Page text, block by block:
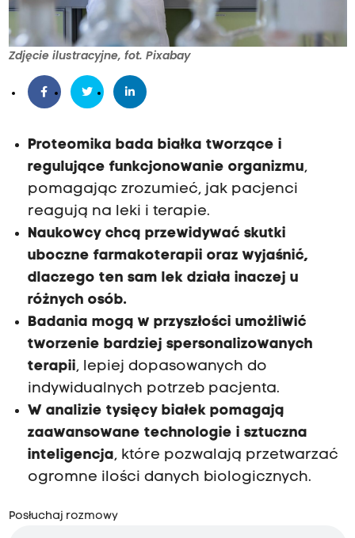
Zdjęcie ilustracyjne, fot. Pixabay
Proteomika bada białka tworzące i
regulujące funkcjonowanie organizmu,
pomagając zrozumieć, jak pacjenci
reagują na leki i terapie.
Naukowcy chcą przewidywać skutki
uboczne farmakoterapii oraz wyjaśnić,
dlaczego ten sam lek działa inaczej u
różnych osób.
Badania mogą w przyszłości umożliwić
tworzenie bardziej spersonalizowanych
terapii, lepiej dopasowanych do
indywidualnych potrzeb pacjenta.
W analizie tysięcy białek pomagają
zaawansowane technologie i sztuczna
inteligencja, które pozwalają przetwarzać
ogromne ilości danych biologicznych.
Posłuchaj rozmowy